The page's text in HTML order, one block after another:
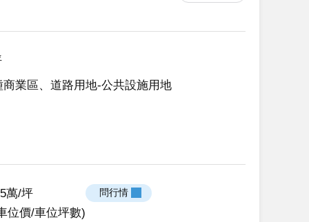
商業區、道路用地-公共設施用地
萬/坪
位價/車位坪數)
問行情